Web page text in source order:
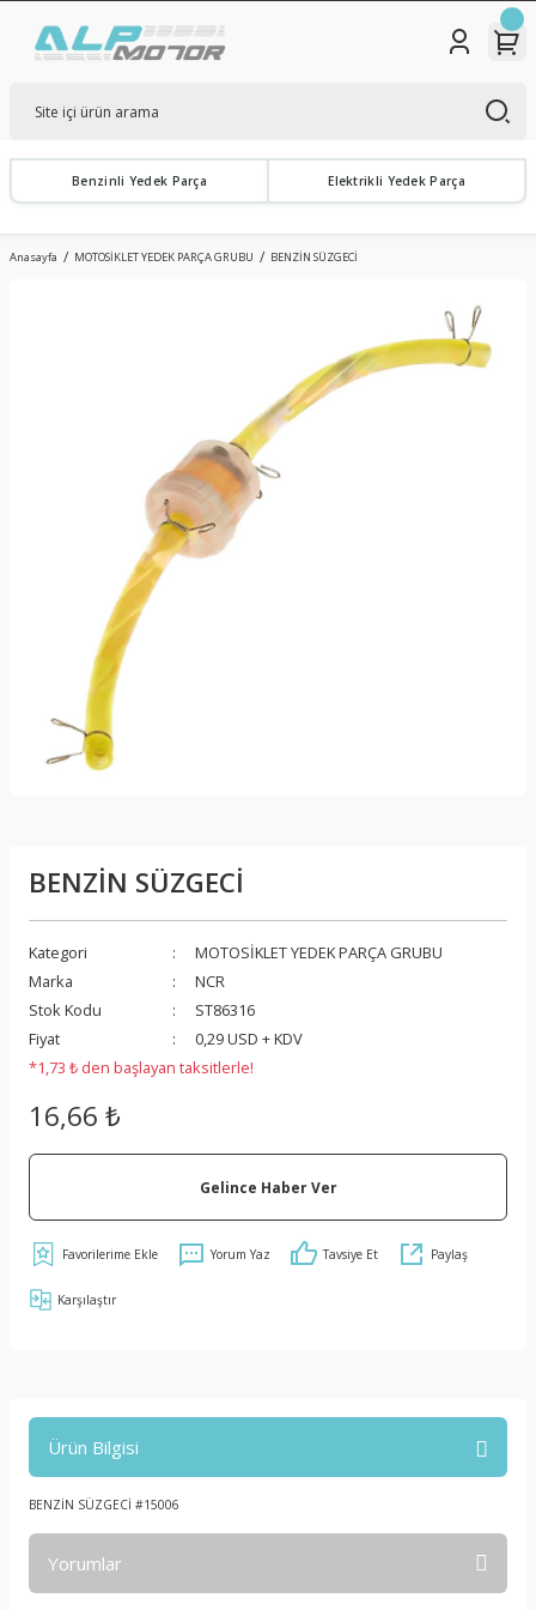
Benzinli Yedek Parça Elektrikli Yedek Parça
Anasayfa MOTOSİKLET YEDEK PARÇA GRUBU BENZİN SÜZGECİ
BENZİN SÜZGECİ
Kategori
MOTOSİKLET YEDEK PARÇA GRUBU
Marka
NCR
Stok Kodu
ST86316
Fiyat
0,29 USD + KDV
*1,73 ₺ den başlayan taksitlerle!
16,66 ₺
Gelince Haber Ver
Yorum Yaz Tavsiye Et Paylaş
Karşılaştır
Ürün Bilgisi
BENZİN SÜZGECİ #15006
Yorumlar